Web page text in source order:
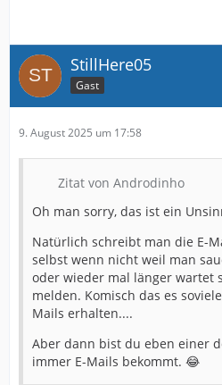
StillHere05
Gast
9. August 2025 um 17:58
Zitat von Androdinho
Oh man sorry, das ist ein
Natürlich schreibt man die E-
selbst wenn nicht weil man
oder wieder mal länger wartet
melden. Komisch das es
Mails erhalten....
Aber dann bist du eben einer
immer E-Mails bekommt. 😂